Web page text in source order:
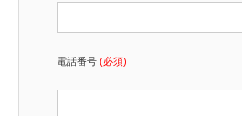
電話番号 (必須)